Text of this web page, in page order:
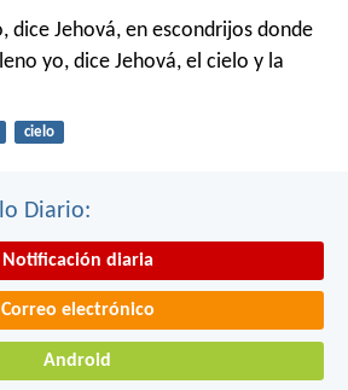
dice Jehová, en escondrijos donde
yo, dice Jehová, el cielo y la
cielo
Diario:
Notificación diaria
Correo electrónico
Android